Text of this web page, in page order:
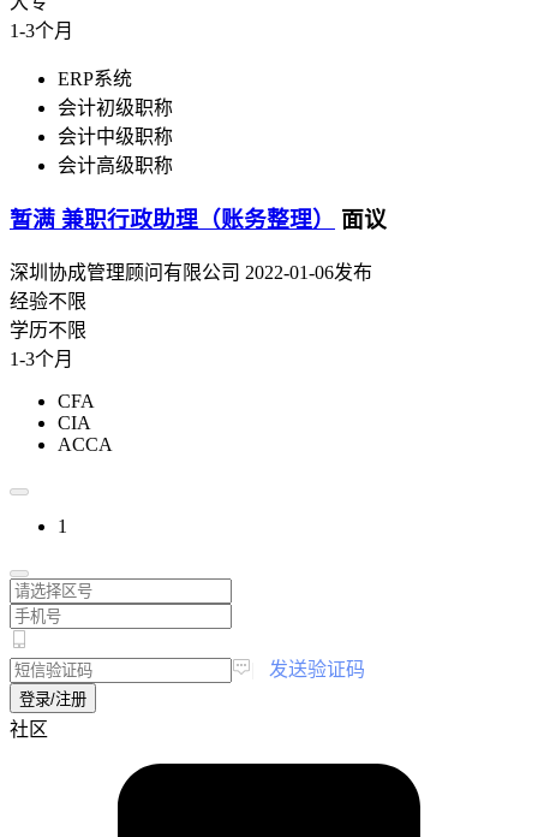
1-3个月
ERP系统
会计初级职称
会计中级职称
会计高级职称
暂满 兼职行政助理（账务整理） 面议
深圳协成管理顾问有限公司 2022-01-06发布
经验不限
学历不限
1-3个月
CFA
CIA
ACCA
1
发送验证码
登录/注册
社区